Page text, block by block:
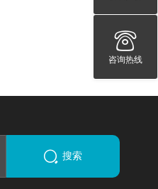
搜索
咨询热线